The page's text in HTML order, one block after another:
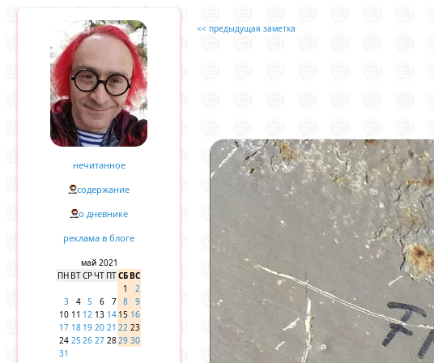
нечитанное
содержание
о дневнике
реклама в блоге
май 2021
ПН ВТСРЧТ ПТСБВС
1
2
3
4 5 6 7 8
9
10 11 12 13 14 15 16
17 18 19 20 21 22 23
24 2526 27 2829 30
31
<< предыдущая заметка